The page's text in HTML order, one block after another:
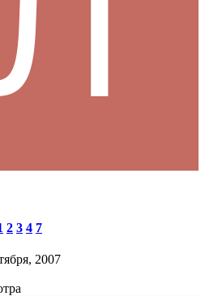
2 3 4 7
2007